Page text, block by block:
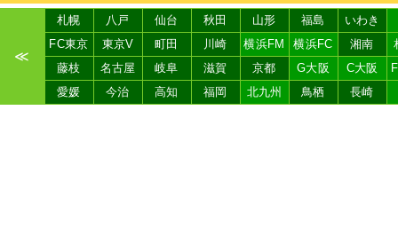
≪
札幌 八戸 仙台 秋田 山形 福島
いわき
FC東京
東京V 町田 川崎 横浜FM 横浜FC 湘南
藤枝
名古屋 岐阜 滋賀 京都 G大阪 C大阪
愛媛
今治 高知 福岡 北九州 鳥栖 長崎